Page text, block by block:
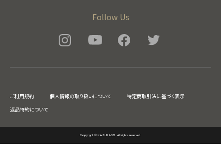
Follow Us
ご利用規約 個人情報の取り扱いについて
特定商取引法に基づく表示
返品特約について
Copyright © KAZURASEI. All rights reserved.